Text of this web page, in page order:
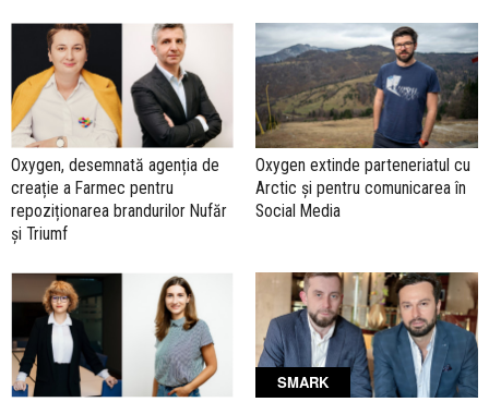
Oxygen, desemnată agenția de
creație a Farmec pentru
repoziționarea brandurilor Nufăr
și Triumf
Oxygen extinde parteneriatul cu
Arctic și pentru comunicarea în
Social Media
SMARK